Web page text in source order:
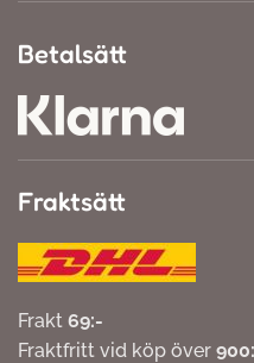
Betalsätt
Fraktsätt
Frakt 69:-
Fraktfritt vid köp över